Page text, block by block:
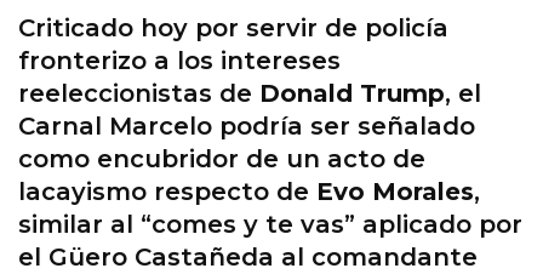
Criticado hoy por servir de policía
fronterizo a los intereses
reeleccionistas de Donald Trump, el
Carnal Marcelo podría ser señalado
como encubridor de un acto de
lacayismo respecto de Evo Morales,
similar al “comes y te vas” aplicado por
el Güero Castañeda al comandante